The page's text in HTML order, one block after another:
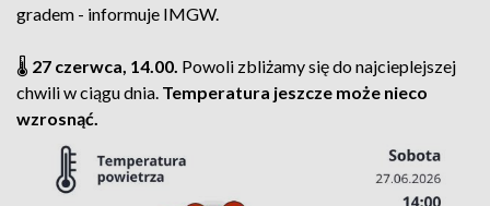
gradem - informuje IMGW.
🌡️ 27 czerwca, 14.00. Powoli zbliżamy się do najcieplejszej
chwili w ciągu dnia. Temperatura jeszcze może nieco
wzrosnąć.